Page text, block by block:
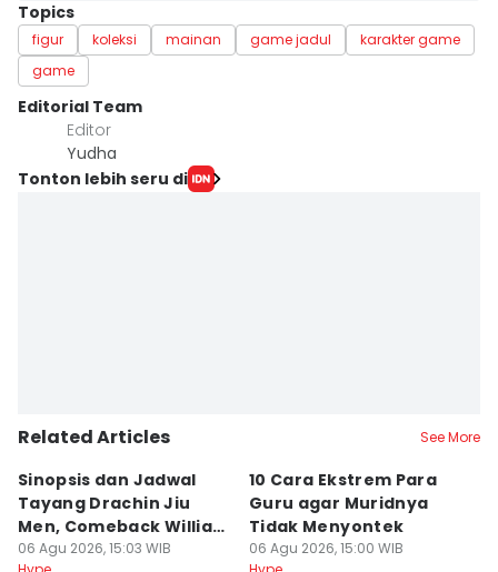
Topics
figur koleksi mainan game jadul
karakter game
game
Editorial Team
Editor
Yudha ‎
Tonton lebih seru di
Related Articles See More
Sinopsis dan Jadwal
Tayang Drachin Jiu
Men, Comeback William
Chan
06 Agu 2026, 15:03 WIB
10 Cara Ekstrem Para
Guru agar Muridnya
Tidak Menyontek
06 Agu 2026, 15:00 WIB